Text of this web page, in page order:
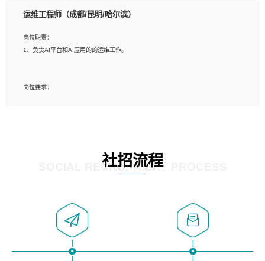
2、熟悉linux命令；
4、熟练使用oracle、mysql进行开发；
5、熟悉流程开发如使用activiti；
运维工程师（成都/昆明/哈尔滨）
岗位职责：
1、负责AI平台和AI应用的的运维工作。
岗位要求：
4、掌握DevOps思想、方法和流程。Jenkins工具使用；
5、掌握常见中间件配置与优化，如mysql、nginx等；
社招流程
SOCIAL RECRUITMENT PROCESS